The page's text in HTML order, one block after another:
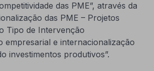
das PME”, através da
das PME – Projetos
Tipo de Intervenção
empresarial e internacionalização
investimentos produtivos”.